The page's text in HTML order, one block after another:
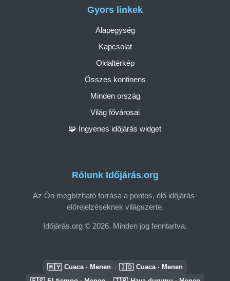
Rólunk Időjárás.org
Az Ön megbízható forrása a pontos, élő időjárás-
előrejelzéseknek világszerte.
Időjárás.org © 2026. Minden jog fenntartva.
Gyors linkek
Alapegység
Kapcsolat
Oldaltérkép
Összes kontinens
Minden ország
Világ fővárosai
🧩 Ingyenes időjárás widget
🇲🇾 Cuaca · Menen 🇮🇩 Cuaca · Menen